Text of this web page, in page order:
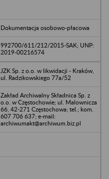
Dokumentacja osobowo-płacowa
992700/611/212/2015-SAK; UNP:
2019-00216574
JZK Sp. z o.o. w likwidacji - Kraków,
ul. Radzikowskiego 77a/52
Zakład Archiwalny Składnica Sp. z
o.o. w Częstochowie; ul. Malownicza
66, 42-271 Częstochowa; tel.; kom.
607 706 637; e-mail:
archiwumakt@archiwum.biz.pl